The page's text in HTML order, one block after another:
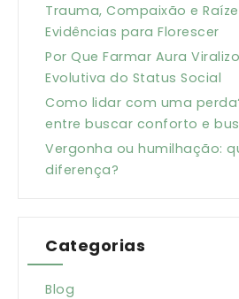
Trauma, Compaixão e
Evidências para Florescer
Por Que Farmar Aura
Evolutiva do Status Social
Como lidar com uma
entre buscar conforto e
Vergonha ou humilhação:
diferença?
Categorias
Blog